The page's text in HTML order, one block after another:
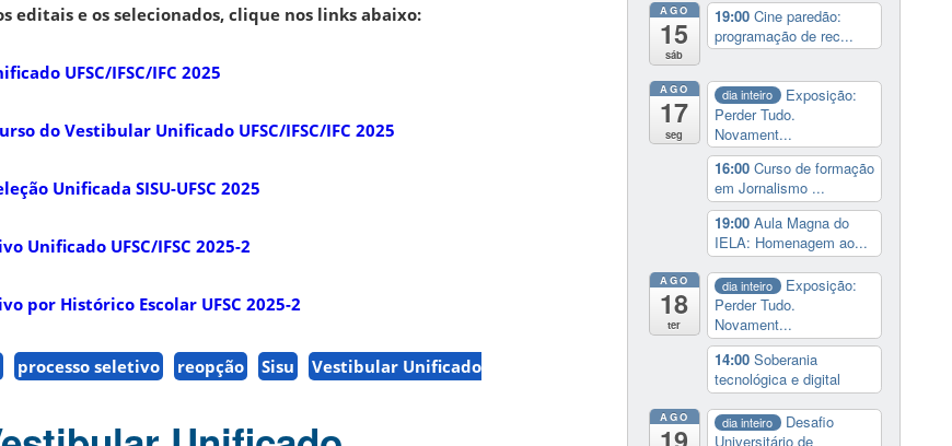
editais e os selecionados, clique nos links abaixo:
UFSC/IFSC/IFC 2025
do Vestibular Unificado UFSC/IFSC/IFC 2025
Unificada SISU-UFSC 2025
Unificado UFSC/IFSC 2025-2
por Histórico Escolar UFSC 2025-2
processo seletivo reopção Sisu
Vestibular Unificado
AGO
15
sáb
19:00 Cine paredão:
programação de rec...
AGO
17
seg
dia inteiro
Exposição:
Perder Tudo.
Novament...
16:00 Curso de formação
em Jornalismo ...
19:00 Aula Magna do
IELA: Homenagem ao...
AGO
18
ter
dia inteiro
Exposição:
Perder Tudo.
Novament...
14:00 Soberania
tecnológica e digital
AGO dia inteiro
Desafio
Universitário de